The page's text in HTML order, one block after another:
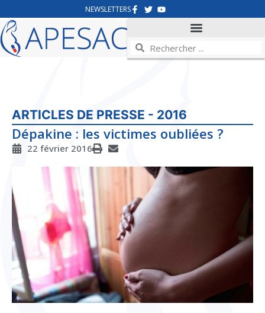
NEWSLETTERS
ARTICLES DE PRESSE - 2016
Dépakine : les victimes oubliées ?
22 février 2016